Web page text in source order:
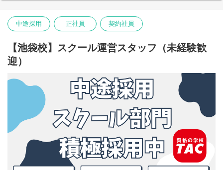
中途採用 正社員 契約社員
【池袋校】スクール運営スタッフ（未経験歓
迎）